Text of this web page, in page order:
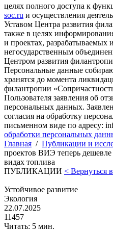
целях полного доступа к
soc.ru и осуществления
Уставом Центра развития
также в целях
и проектах, разрабатываемых
негосударственным
Центром развития
Персональные данные
хранятся до момента
филантропии
Пользователя заявления об
персональных данных.
согласия на обработку
письменном виде по адресу:
обработки персональных
Главная / Публикации и
проектов ВИЭ теперь дешевле
видах топлива
ПУБЛИКАЦИИ < Вернуться
Устойчивое развитие
Экология
22.07.2025
11457
Читать: 5 мин.